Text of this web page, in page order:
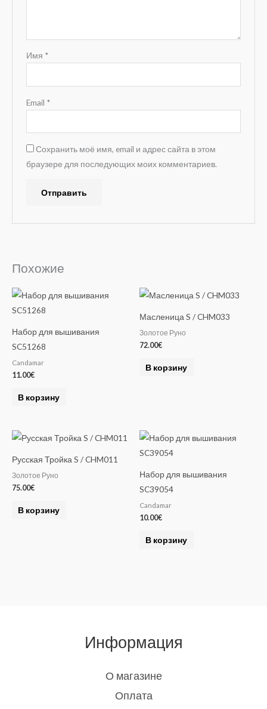
Имя *
Email *
Сохранить моё имя, email и адрес сайта в этом
браузере для последующих моих комментариев.
n
a
i
v
e
:
Похожие
Набор для вышивания
SC51268
Candamar
11.00€
В корзину
Масленица S / CHM033
Золотое Руно
72.00€
В корзину
Русская Тройка S / CHM011
Золотое Руно
75.00€
В корзину
Набор для вышивания
SC39054
Candamar
10.00€
В корзину
Информация
О магазине
Оплата